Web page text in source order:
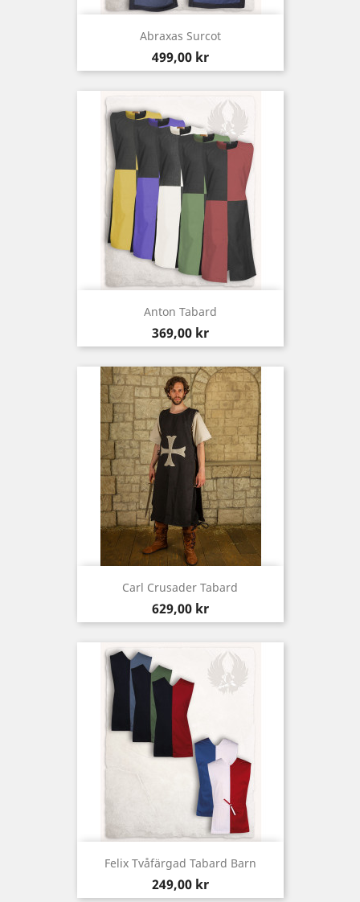
Abraxas Surcot
Pris
499,00 kr
Anton Tabard
Pris
369,00 kr
Carl Crusader Tabard
Pris
629,00 kr
Felix Tvåfärgad Tabard Barn
Pris
249,00 kr